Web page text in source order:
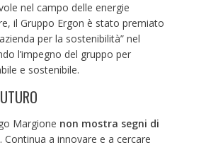
nel campo delle energie
il Gruppo Ergon è stato premiato
per la sostenibilità” nel
l’impegno del gruppo per
e sostenibile.
Margione non mostra segni di
. Continua a innovare e a cercare